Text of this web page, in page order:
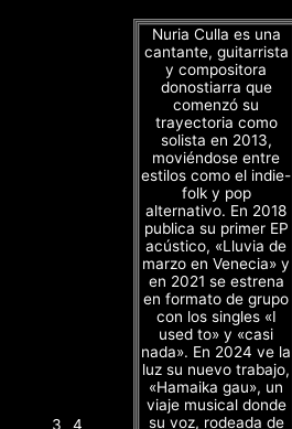
3 4
Nuria Culla es una
cantante, guitarrista
y compositora
donostiarra que
comenzó su
trayectoria como
solista en 2013,
moviéndose entre
estilos como el indie-
folk y pop
alternativo. En 2018
publica su primer EP
acústico, «Lluvia de
marzo en Venecia» y
en 2021 se estrena
en formato de grupo
con los singles «I
used to» y «casi
nada». En 2024 ve la
luz su nuevo trabajo,
«Hamaika gau», un
viaje musical donde
su voz, rodeada de